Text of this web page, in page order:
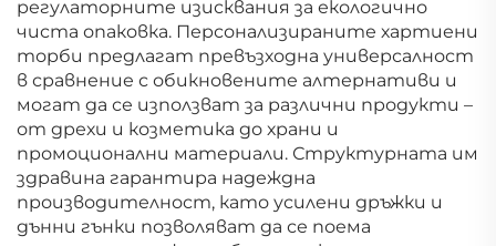
регулаторните изисквания за екологично
чиста опаковка. Персонализираните хартиени
торби предлагат превъзходна универсалност
в сравнение с обикновените алтернативи и
могат да се използват за различни продукти –
от дрехи и козметика до храни и
промоционални материали. Структурната им
здравина гарантира надеждна
производителност, като усилени дръжки и
дънни гънки позволяват да се поема